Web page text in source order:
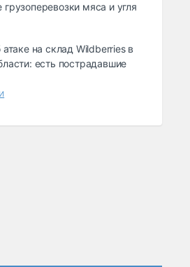
грузоперевозки мяса и угля
на склад Wildberries в
есть пострадавшие